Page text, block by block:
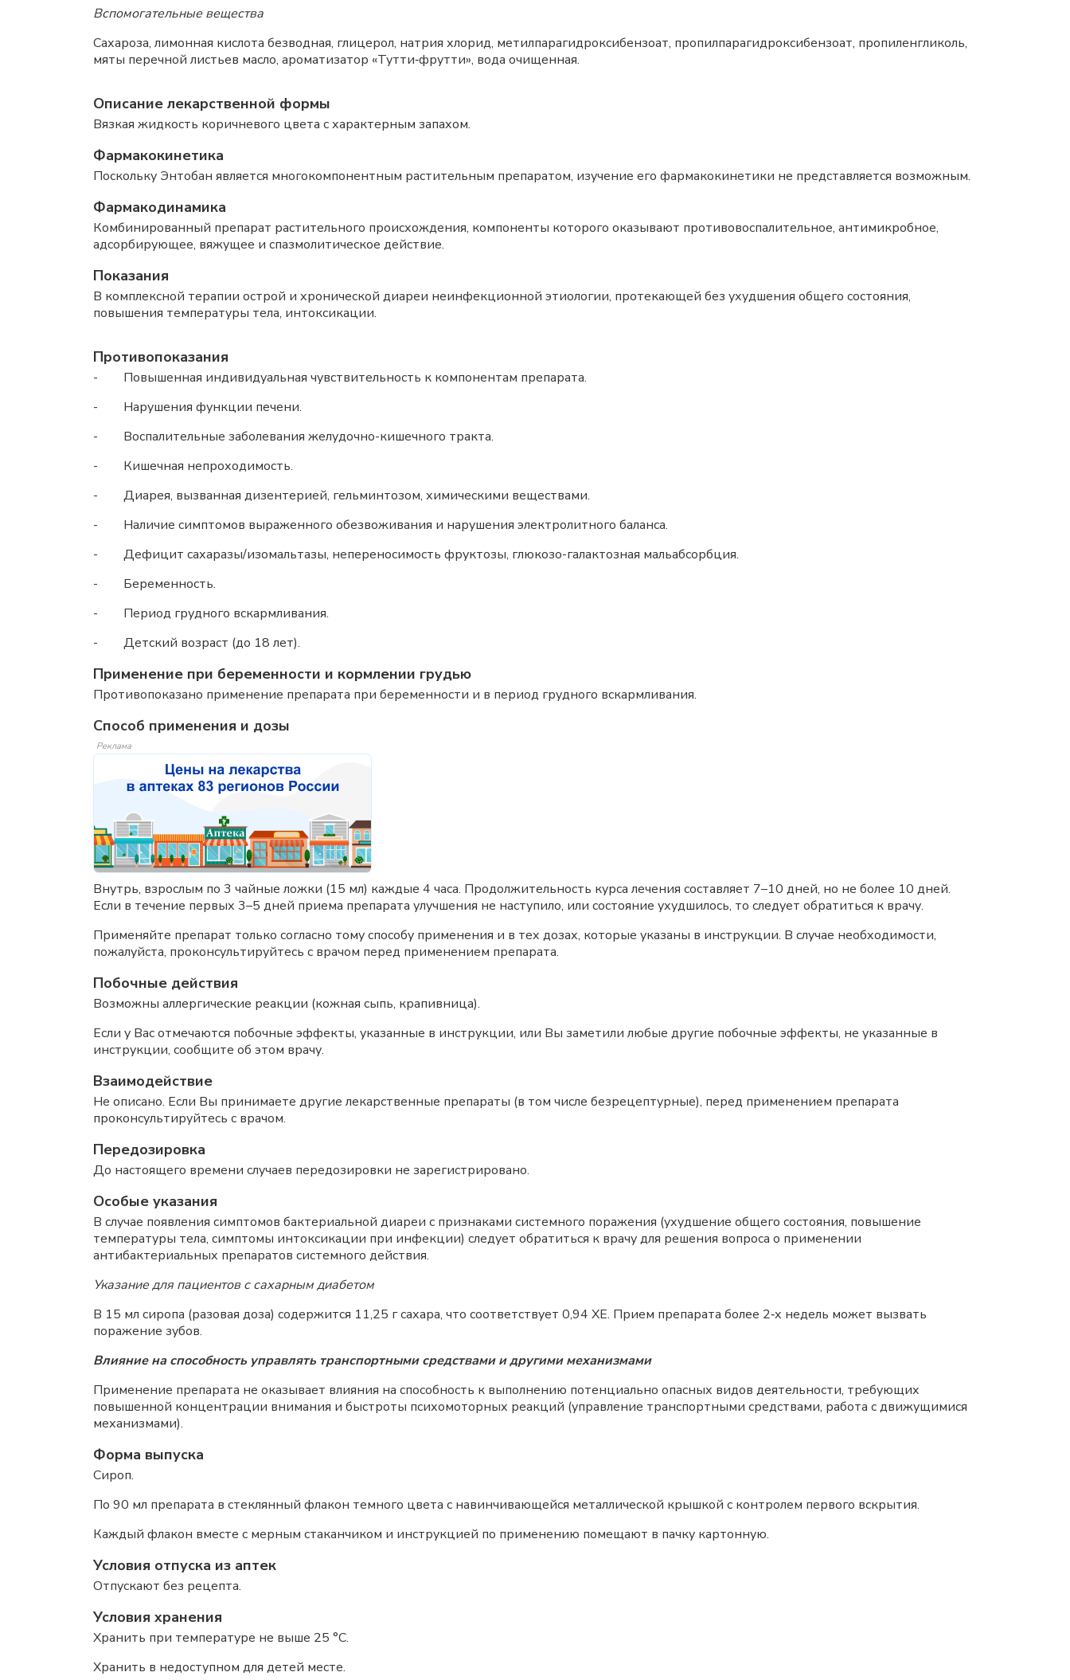
Вспомогательные вещества
Сахароза, лимонная кислота безводная, глицерол, натрия хлорид, метилпарагидроксибензоат, пропилпарагидроксибензоат, пропиленгликоль,
мяты перечной листьев масло, ароматизатор «Тутти‑фрутти», вода очищенная.
Описание лекарственной формы
Вязкая жидкость коричневого цвета с характерным запахом.
Фармакокинетика
Поскольку Энтобан является многокомпонентным растительным препаратом, изучение его фармакокинетики не представляется возможным.
Фармакодинамика
Комбинированный препарат растительного происхождения, компоненты которого оказывают противовоспалительное, антимикробное,
адсорбирующее, вяжущее и спазмолитическое действие.
Показания
В комплексной терапии острой и хронической диареи неинфекционной этиологии, протекающей без ухудшения общего состояния,
повышения температуры тела, интоксикации.
Противопоказания
- Повышенная индивидуальная чувствительность к компонентам препарата.
- Нарушения функции печени.
- Воспалительные заболевания желудочно-кишечного тракта.
- Кишечная непроходимость.
- Диарея, вызванная дизентерией, гельминтозом, химическими веществами.
- Наличие симптомов выраженного обезвоживания и нарушения электролитного баланса.
- Дефицит сахаразы/изомальтазы, непереносимость фруктозы, глюкозо-галактозная мальабсорбция.
- Беременность.
- Период грудного вскармливания.
- Детский возраст (до 18 лет).
Применение при беременности и кормлении грудью
Противопоказано применение препарата при беременности и в период грудного вскармливания.
Способ применения и дозы
Реклама
Внутрь, взрослым по 3 чайные ложки (15 мл) каждые 4 часа. Продолжительность курса лечения составляет 7–10 дней, но не более 10 дней.
Если в течение первых 3–5 дней приема препарата улучшения не наступило, или состояние ухудшилось, то следует обратиться к врачу.
Применяйте препарат только согласно тому способу применения и в тех дозах, которые указаны в инструкции. В случае необходимости,
пожалуйста, проконсультируйтесь с врачом перед применением препарата.
Побочные действия
Возможны аллергические реакции (кожная сыпь, крапивница).
Если у Вас отмечаются побочные эффекты, указанные в инструкции, или Вы заметили любые другие побочные эффекты, не указанные в
инструкции, сообщите об этом врачу.
Взаимодействие
Не описано. Если Вы принимаете другие лекарственные препараты (в том числе безрецептурные), перед применением препарата
проконсультируйтесь с врачом.
Передозировка
До настоящего времени случаев передозировки не зарегистрировано.
Особые указания
В случае появления симптомов бактериальной диареи с признаками системного поражения (ухудшение общего состояния, повышение
температуры тела, симптомы интоксикации при инфекции) следует обратиться к врачу для решения вопроса о применении
антибактериальных препаратов системного действия.
Указание для пациентов с сахарным диабетом
В 15 мл сиропа (разовая доза) содержится 11,25 г сахара, что соответствует 0,94 ХЕ. Прием препарата более 2‑х недель может вызвать
поражение зубов.
Влияние на способность управлять транспортными средствами и другими механизмами
Применение препарата не оказывает влияния на способность к выполнению потенциально опасных видов деятельности, требующих
повышенной концентрации внимания и быстроты психомоторных реакций (управление транспортными средствами, работа с движущимися
механизмами).
Форма выпуска
Сироп.
По 90 мл препарата в стеклянный флакон темного цвета с навинчивающейся металлической крышкой с контролем первого вскрытия.
Каждый флакон вместе с мерным стаканчиком и инструкцией по применению помещают в пачку картонную.
Условия отпуска из аптек
Отпускают без рецепта.
Условия хранения
Хранить при температуре не выше 25 °C.
Хранить в недоступном для детей месте.